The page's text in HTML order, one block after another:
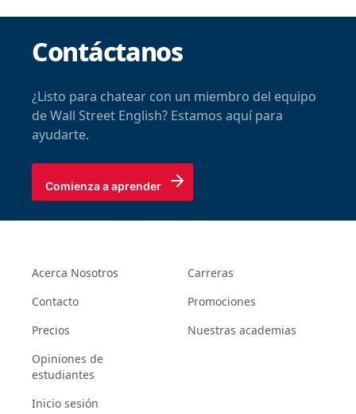
Contáctanos
¿Listo para chatear con un miembro del equipo
de Wall Street English? Estamos aquí para
ayudarte.
Comienza a aprender
Acerca Nosotros
Contacto
Precios
Opiniones de
estudiantes
Inicio sesión
Carreras
Promociones
Nuestras academias